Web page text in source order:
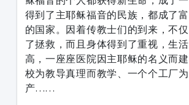
得到了主耶稣福音的民族，都成了
的国家。因着传教士们的到来，不
了拯救，而且身体得到了重视，生
高，一座座医院因主耶稣的名义而
校为教导真理而教学、一个个工厂
产……